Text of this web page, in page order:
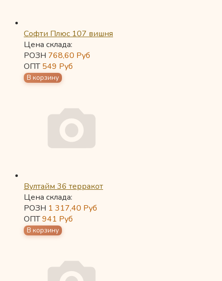
Софти Плюс 107 вишня
Цена склада:
РОЗН 768,60 Руб
ОПТ549 Руб
Вултайм 36 терракот
Цена склада:
РОЗН 1 317,40 Руб
ОПТ941 Руб